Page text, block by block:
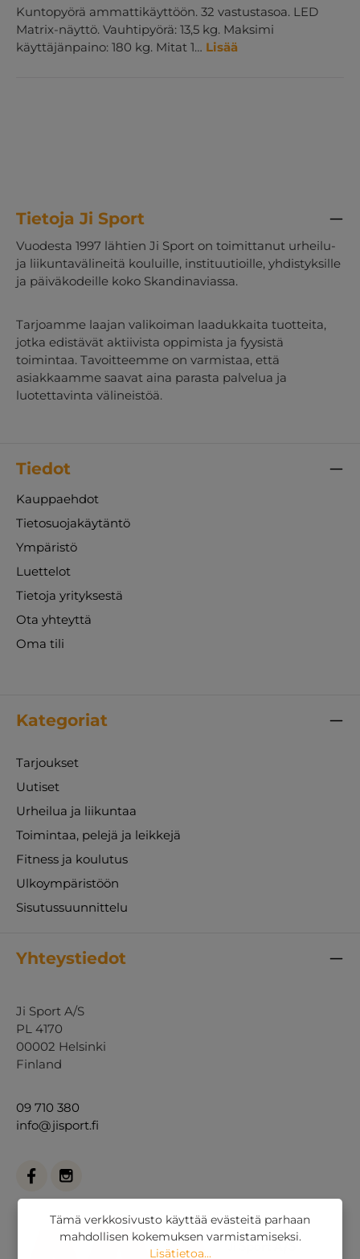
Kuntopyörä ammattikäyttöön. 32 vastustasoa. LED
Matrix-näyttö. Vauhtipyörä: 13,5 kg. Maksimi
käyttäjänpaino: 180 kg. Mitat 1… Lisää
Tietoja Ji Sport
Vuodesta 1997 lähtien Ji Sport on toimittanut urheilu-
ja liikuntavälineitä kouluille, instituutioille, yhdistyksille
ja päiväkodeille koko Skandinaviassa.
Tarjoamme laajan valikoiman laadukkaita tuotteita,
jotka edistävät aktiivista oppimista ja fyysistä
toimintaa. Tavoitteemme on varmistaa, että
asiakkaamme saavat aina parasta palvelua ja
luotettavinta välineistöä.
Tiedot
Kauppaehdot
Tietosuojakäytäntö
Ympäristö
Luettelot
Tietoja yrityksestä
Ota yhteyttä
Oma tili
Kategoriat
Tarjoukset
Uutiset
Urheilua ja liikuntaa
Toimintaa, pelejä ja leikkejä
Fitness ja koulutus
Ulkoympäristöön
Sisutussuunnittelu
Yhteystiedot
Ji Sport A/S
PL 4170
00002 Helsinki
Finland
09 710 380
info@jisport.fi
Tämä verkkosivusto käyttää evästeitä parhaan
mahdollisen kokemuksen varmistamiseksi.
Lisätietoa...